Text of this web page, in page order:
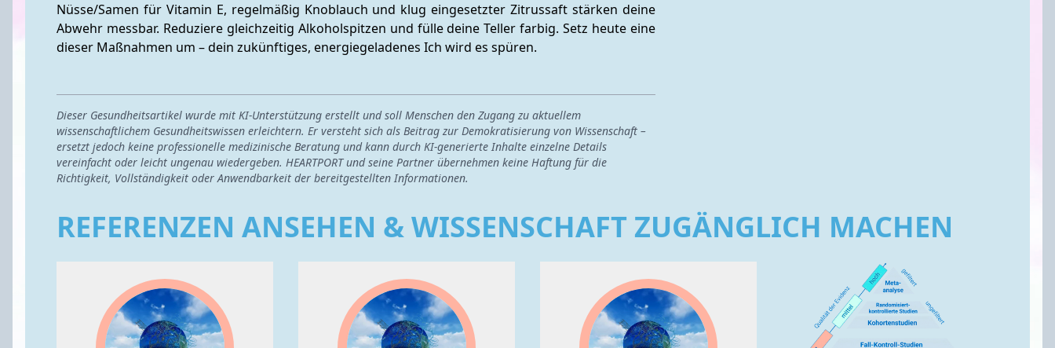
Nüsse/Samen für Vitamin E, regelmäßig Knoblauch und klug eingesetzter Zitrussaft stärken deine
Abwehr messbar. Reduziere gleichzeitig Alkoholspitzen und fülle deine Teller farbig. Setz heute eine
dieser Maßnahmen um – dein zukünftiges, energiegeladenes Ich wird es spüren.
Dieser Gesundheitsartikel wurde mit KI-Unterstützung erstellt und soll Menschen den Zugang zu aktuellem
wissenschaftlichem Gesundheitswissen erleichtern. Er versteht sich als Beitrag zur Demokratisierung von Wissenschaft –
ersetzt jedoch keine professionelle medizinische Beratung und kann durch KI-generierte Inhalte einzelne Details
vereinfacht oder leicht ungenau wiedergeben. HEARTPORT und seine Partner übernehmen keine Haftung für die
Richtigkeit, Vollständigkeit oder Anwendbarkeit der bereitgestellten Informationen.
REFERENZEN ANSEHEN & WISSENSCHAFT ZUGÄNGLICH MACHEN